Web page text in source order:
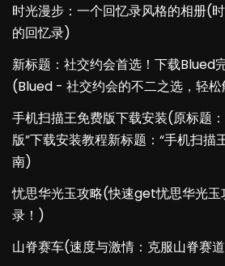
时光漫步：一个回忆录风格的相册(
的回忆录)
新标题：社交约会首选！下载Blued
(Blued - 社交约会的不二之选，轻
手机扫描王免费版下载安装(原标题
版”下载安装教程新标题：“手机扫描
南)
忧思华光玉攻略(快速get忧思华光
录！)
山脊赛车(速度与激情：克服山脊赛